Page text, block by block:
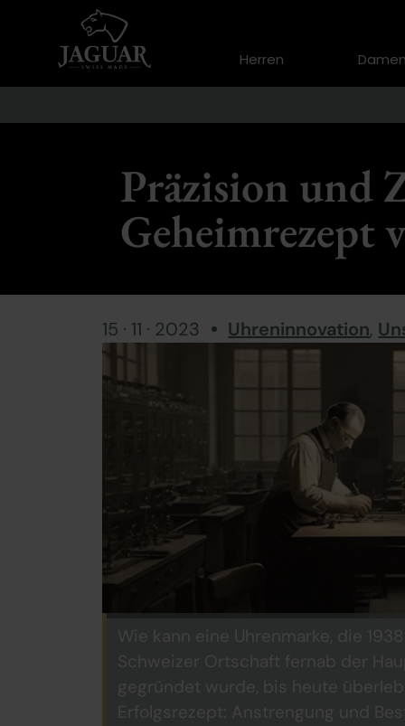
Herren Damen
Präzision und
Geheimrezept
15 · 11 · 2023 Uhreninnovation,